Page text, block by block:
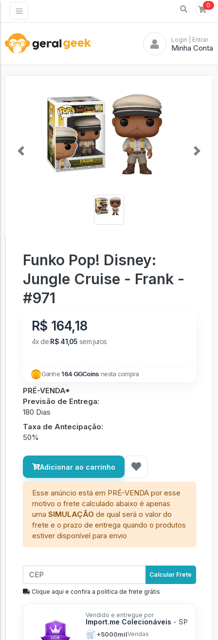
0
Login | Entrar
Minha Conta
Previous Next
Funko Pop! Disney:
Jungle Cruise - Frank -
#971
R$ 164,18
4x de R$ 41,05 sem juros
Ganhe164 GGCoins nesta compra
PRÉ-VENDA*
Previsão de Entrega:
180 Dias
Taxa de Antecipação:
50%
Adicionar ao carrinho
Esse anúncio está em PRÉ-VENDA por esse
motivo o frete calculado abaixo é apenas
umaSIMULAÇÃO de qual será o valor do
frete e o prazo de entrega quando o produtos
estiver disponível para envio
Calcular Frete
Clique aqui e confira a politíca de frete grátis
Vendido e entregue por
Import.me Colecionáveis - SP
🛒 +5000milVendas